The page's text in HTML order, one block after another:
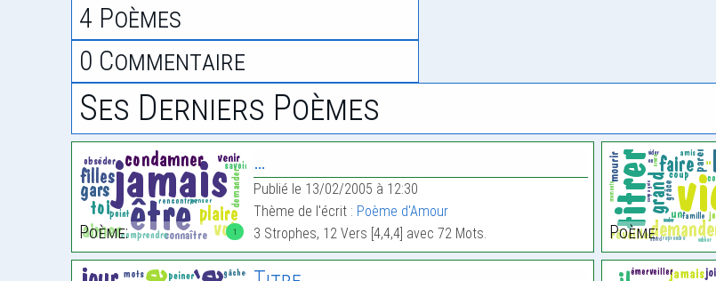
4 Poèmes
0 Commentaire
Ses Derniers Poèmes
1
Poème:
…
Publié le 13/02/2005 à 12:30
Thème de l'écrit : Poème d'Amour
3 Strophes, 12 Vers [4,4,4] avec 72 Mots.
Poème: